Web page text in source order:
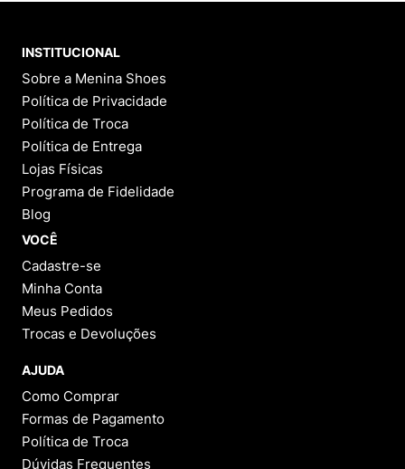
INSTITUCIONAL
Sobre a Menina Shoes
Política de Privacidade
Política de Troca
Política de Entrega
Lojas Físicas
Programa de Fidelidade
Blog
VOCÊ
Cadastre-se
Minha Conta
Meus Pedidos
Trocas e Devoluções
AJUDA
Como Comprar
Formas de Pagamento
Política de Troca
Dúvidas Frequentes